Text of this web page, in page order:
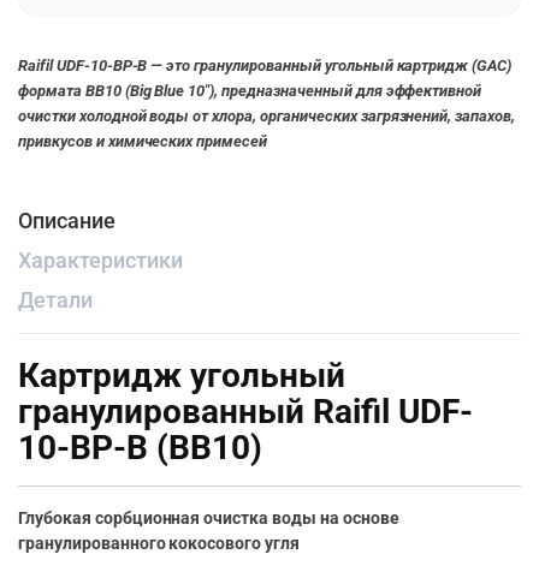
Raifil UDF-10-BP-B — это гранулированный угольный картридж (GAC)
формата BB10 (Big Blue 10″), предназначенный для эффективной
очистки холодной воды от хлора, органических загрязнений, запахов,
привкусов и химических примесей
Описание
Характеристики
Детали
Картридж угольный
гранулированный Raifil UDF-
10-BP-B (BB10)
Глубокая сорбционная очистка воды на основе
гранулированного кокосового угля